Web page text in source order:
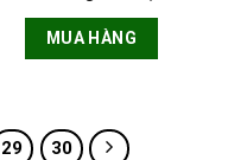
MUA HÀNG
29 30